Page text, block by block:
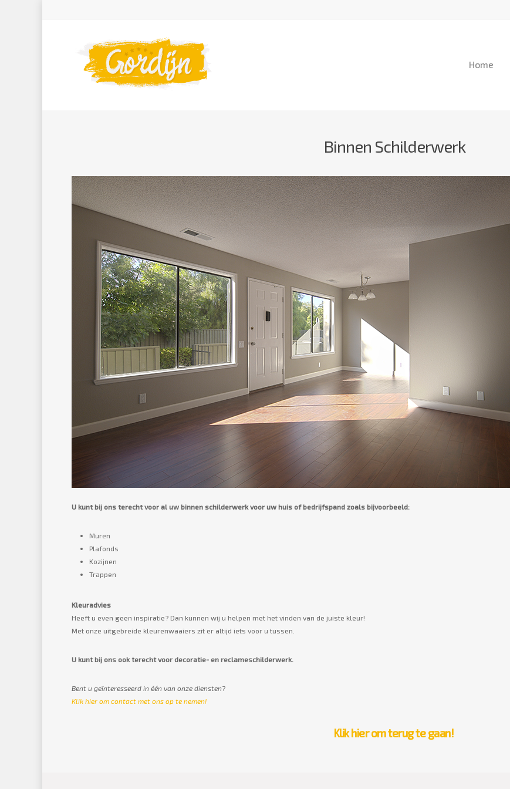
Home
Binnen Schilderwerk
U kunt bij ons terecht voor al uw binnen schilderwerk voor uw huis of bedrijfspand zoals bijvoorbeeld:
Muren
Plafonds
Kozijnen
Trappen
Kleuradvies
Heeft u even geen inspiratie? Dan kunnen wij u helpen met het vinden van de juiste kleur!
Met onze uitgebreide kleurenwaaiers zit er altijd iets voor u tussen.
U kunt bij ons ook terecht voor decoratie- en reclameschilderwerk.
Bent u geïnteresseerd in één van onze diensten?
Klik hier om contact met ons op te nemen!
Klik hier om terug te gaan!